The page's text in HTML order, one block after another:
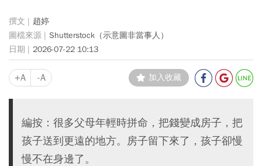
趙婷
Shutterstock（示意圖非當事人）
2026-07-22 10:13
+A -A 加入收藏
編按：很多父母年輕時拼命，把錢變成房子，把
孩子送到更遠的地方。房子留下來了，孩子卻慢
慢不在身邊了。